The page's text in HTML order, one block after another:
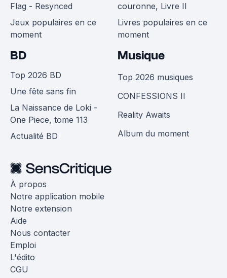
Flag - Resynced
Jeux populaires en ce
moment
couronne, Livre II
Livres populaires en ce
moment
BD
Top 2026 BD
Une fête sans fin
La Naissance de Loki -
One Piece, tome 113
Actualité BD
Musique
Top 2026 musiques
CONFESSIONS II
Reality Awaits
Album du moment
À propos
Notre application mobile
Notre extension
Aide
Nous contacter
Emploi
L'édito
CGU